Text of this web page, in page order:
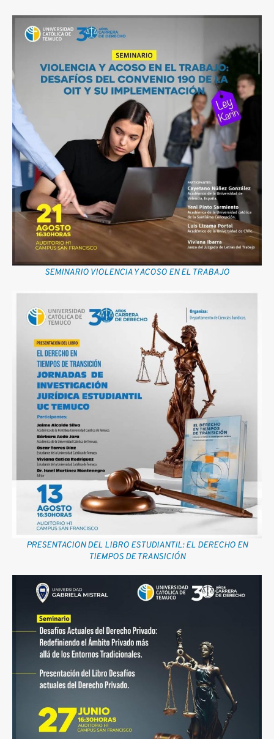
SEMINARIO VIOLENCIA Y ACOSO EN EL TRABAJO
PRESENTACION DEL LIBRO ESTUDIANTIL: EL DERECHO EN
TIEMPOS DE TRANSICIÓN